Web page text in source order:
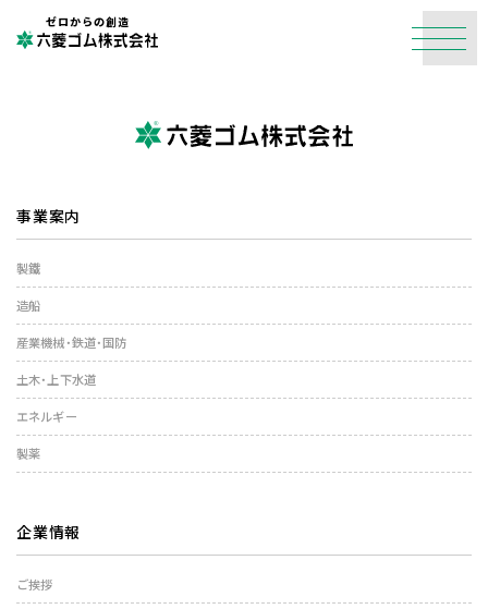
ゼロからの創造
事業案内
製鐵
造船
産業機械・鉄道・国防
土木・上下水道
エネルギー
製薬
企業情報
ご挨拶